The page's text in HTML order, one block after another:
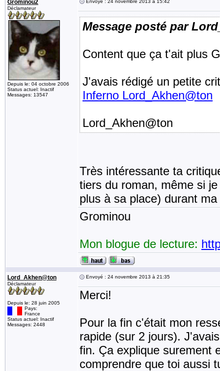
Grominou2
Déclamateur
Depuis le: 04 octobre 2006
Status actuel: Inactif
Messages: 13547
Envoyé : 24 novembre 2013 à 15:42
Message posté par
Content que ça t'ait plus
J'avais rédigé un petite
Inferno Lord_Akhen@ton
Lord_Akhen@ton
Très intéressante ta
tiers du roman, même si
plus à sa place) durant
Grominou
Mon blogue de lecture:
Lord_Akhen@ton
Déclamateur
Depuis le: 28 juin 2005
Pays:
France
Status actuel: Inactif
Messages: 2448
Envoyé : 24 novembre 2013 à 21:35
Merci!
Pour la fin c'était mon
rapide (sur 2 jours).
fin. Ça explique surement
comprendre que toi aussi